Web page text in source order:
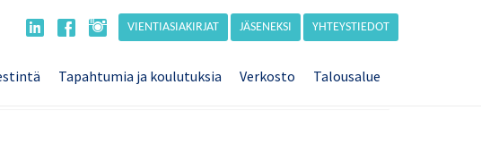
VIENTIASIAKIRJAT JÄSENEKSI YHTEYSTIEDOT
Tapahtumia ja koulutuksia Verkosto Talousalue